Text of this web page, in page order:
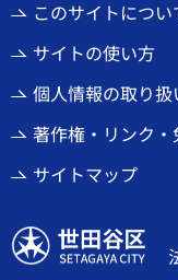
このサイトについ
サイトの使い方
個人情報の取り扱
著作権・リンク
サイトマップ
世田谷区